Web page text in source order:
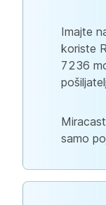
Imajte
koriste
7236
samo